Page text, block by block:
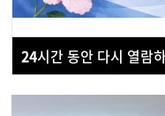
24시간 동안 다시 열람
알기 쉽게,